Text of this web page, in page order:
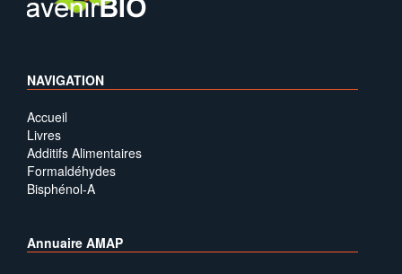
NAVIGATION
Accueil
Livres
Additifs Alimentaires
Formaldéhydes
Bisphénol-A
Annuaire AMAP